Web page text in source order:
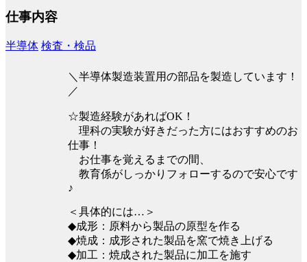
仕事内容
半導体 検査・検品
＼半導体製造装置用の部品を製造しています！
／
☆製造経験があればOK！
理科の実験が好きだった方にはおすすめのお
仕事！
お仕事を覚えるまでの間、
教育係がしっかりフォローするので安心です
♪
＜具体的には…＞
◆成形：原料から製品の原型を作る
◆焼成：成形された製品を窯で焼き上げる
◆加工：焼成された製品に加工を施す